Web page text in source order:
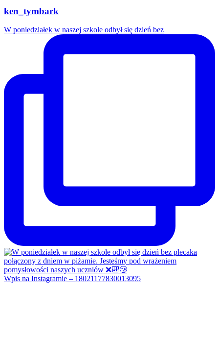
ken_tymbark
W poniedziałek w naszej szkole odbył się dzień bez
Wpis na Instagramie – 18021177830013095